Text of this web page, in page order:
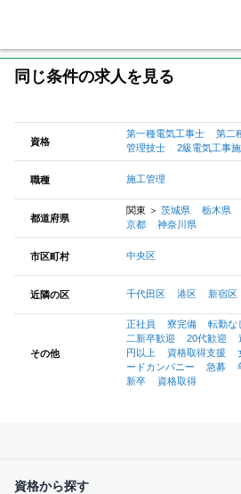
同じ条件の求人を見る
資格
第一種電気工事士 第二
管理技士
2級電気工事
職種 施工管理
都道府県
関東 ＞ 茨城県 栃木県
京都
神奈川県
市区町村 中央区
近隣の区 千代田区 港区 新宿区
その他
正社員 寮完備 転勤な
二新卒歓迎
20代歓迎
円以上
資格取得支援
ードカンパニー
急募
新卒
資格取得
資格から探す